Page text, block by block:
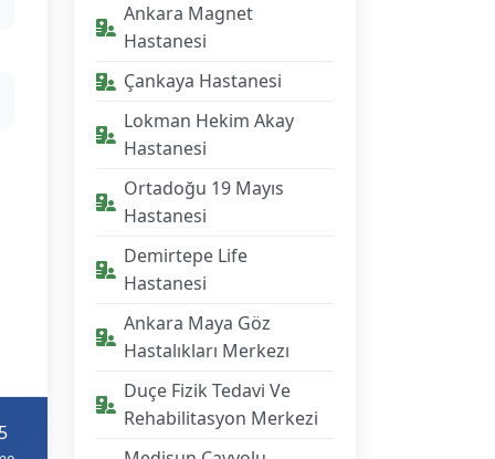
Ankara Magnet
Hastanesi
Çankaya Hastanesi
Lokman Hekim Akay
Hastanesi
Ortadoğu 19 Mayıs
Hastanesi
Demirtepe Life
Hastanesi
Ankara Maya Göz
Hastalıkları Merkezı
Duçe Fizik Tedavi Ve
Rehabilitasyon Merkezi